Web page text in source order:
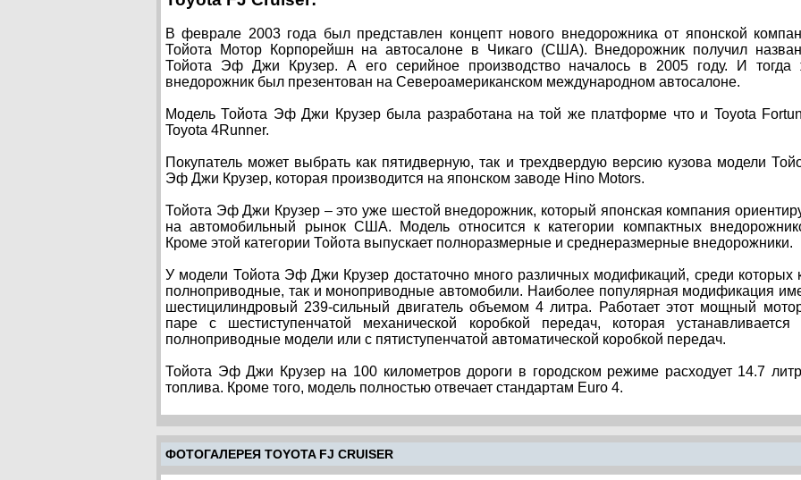
В феврале 2003 года был представлен концепт нового внедорожника от японской
Тойота Мотор Корпорейшн на автосалоне в Чикаго (США). Внедорожник получил
Тойота Эф Джи Крузер. А его серийное производство началось в 2005 году. И тогда
внедорожник был презентован на Североамериканском международном автосалоне.
Модель Тойота Эф Джи Крузер была разработана на той же платформе что и Toyota
Toyota 4Runner.
Покупатель может выбрать как пятидверную, так и трехдвердую версию кузова модели
Эф Джи Крузер, которая производится на японском заводе Hіno Motors.
Тойота Эф Джи Крузер – это уже шестой внедорожник, который японская компания
на автомобильный рынок США. Модель относится к категории компактных
Кроме этой категории Тойота выпускает полноразмерные и среднеразмерные внедорожники.
У модели Тойота Эф Джи Крузер достаточно много различных модификаций, среди которых
полноприводные, так и моноприводные автомобили. Наиболее популярная модификация
шестицилиндровый 239-сильный двигатель объемом 4 литра. Работает этот мощный
паре с шестиступенчатой механической коробкой передач, которая устанавливается
полноприводные модели или с пятиступенчатой автоматической коробкой передач.
Тойота Эф Джи Крузер на 100 километров дороги в городском режиме расходует 14.7
топлива. Кроме того, модель полностью отвечает стандартам Euro 4.
ФОТОГАЛЕРЕЯ TOYOTA FJ CRUISER